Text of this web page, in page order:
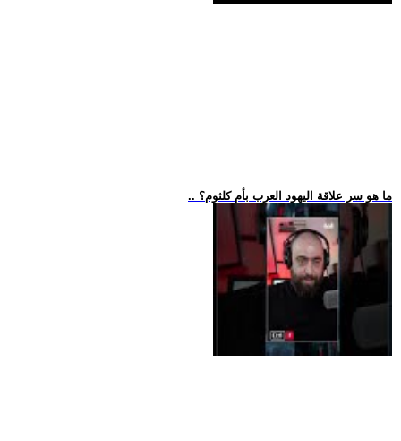
.. ما هو سر علاقة اليهود العرب بأم كلثوم؟